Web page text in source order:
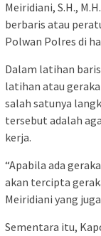
Meiridiani, S.H.,
berbaris atau
Polwan Polres di
Dalam latihan
latihan atau
salah satunya
tersebut adalah
kerja.
“Apabila ada
akan tercipta
Meiridiani yang
Sementara itu,